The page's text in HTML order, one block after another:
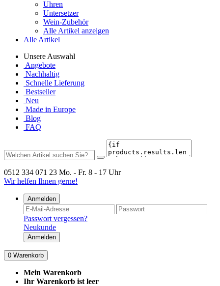
Uhren
Untersetzer
Wein-Zubehör
Alle Artikel anzeigen
Alle Artikel
Unsere Auswahl
Angebote
Nachhaltig
Schnelle Lieferung
Bestseller
Neu
Made in Europe
Blog
FAQ
0512 334 071 23 Mo. - Fr. 8 - 17 Uhr
Wir helfen Ihnen gerne!
Anmelden
Passwort vergessen?
Neukunde
Anmelden
0 Warenkorb
Mein Warenkorb
Ihr Warenkorb ist leer